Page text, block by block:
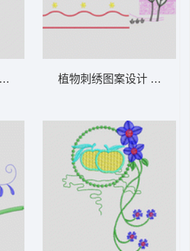
纺 窗帘 装饰植物刺绣图案设计 家纺 窗